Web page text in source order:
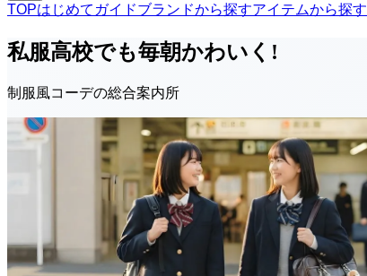
TOPはじめてガイドブランドから探すアイテムから探す
私服高校でも毎朝かわいく!
制服風コーデの総合案内所